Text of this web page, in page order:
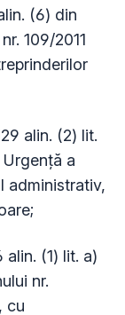
(6) din
109/2011
alin. (2) lit.
a
administrativ,
alin. (1) lit. a)
nr.
cu